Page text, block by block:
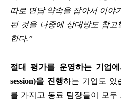
따로 면담 약속을 잡아서 이야
된 것을 나중에 상대방도 참
한다.”
절대 평가를 운영하는 기업
session)을 진행하는 기업도 있
를 가지고 동료 팀장들이 모두